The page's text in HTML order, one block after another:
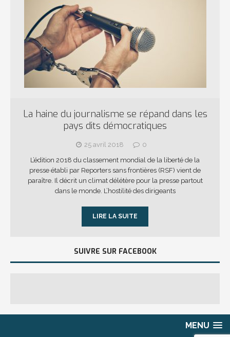
La haine du journalisme se répand dans les
pays dits démocratiques
25 avril 2018
0
L’édition 2018 du classement mondial de la liberté de la
presse établi par Reporters sans frontières (RSF) vient de
paraître. Il décrit un climat délétère pour la presse partout
dans le monde. L’hostilité des dirigeants
LIRE LA SUITE
SUIVRE SUR FACEBOOK
MENU